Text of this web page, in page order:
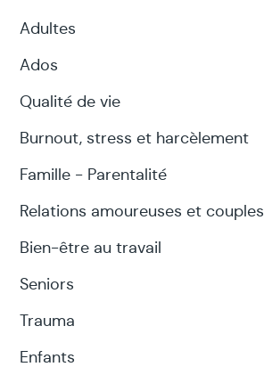
Adultes
Ados
Qualité de vie
Burnout, stress et harcèlement
Famille - Parentalité
Relations amoureuses et couples
Bien-être au travail
Seniors
Trauma
Enfants